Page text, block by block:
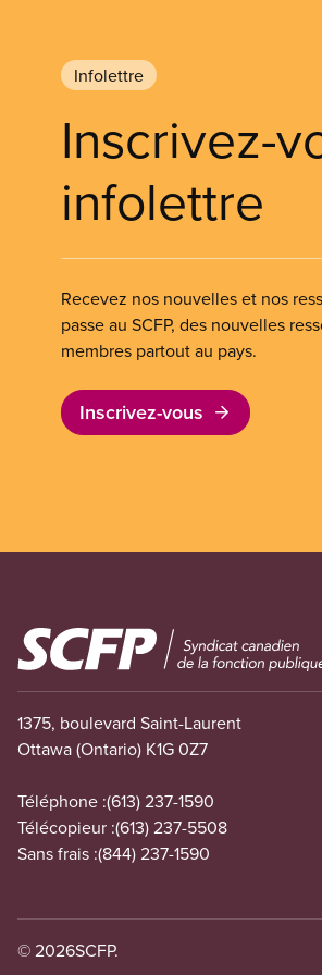
Infolettre
Inscrivez-
infolettre
Recevez nos nouvelles et nos
passe au SCFP, des nouvelles
membres partout au pays.
Inscrivez-vous
Image
1375, boulevard Saint-Laurent
Ottawa (Ontario) K1G 0Z7
Téléphone :(613) 237-1590
Télécopieur :(613) 237-5508
Sans frais :(844) 237-1590
© 2026SCFP.